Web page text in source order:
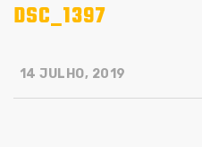
DSC_1397
14 JULHO, 2019